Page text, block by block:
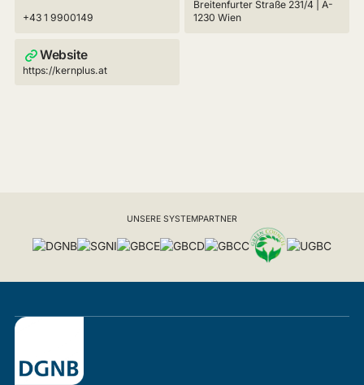
+43 1 9900149
Breitenfurter Straße 231/4 | A-
1230 Wien
Website
https://kernplus.at
UNSERE SYSTEMPARTNER